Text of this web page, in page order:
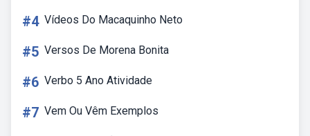
#4 Vídeos Do Macaquinho Neto
#5 Versos De Morena Bonita
#6 Verbo 5 Ano Atividade
#7 Vem Ou Vêm Exemplos